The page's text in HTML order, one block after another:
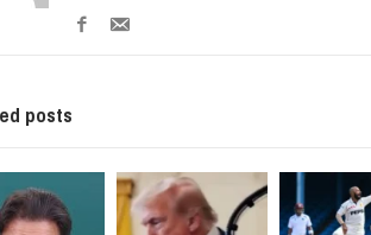
posts